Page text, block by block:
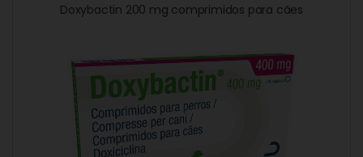
Doxybactin 200 mg comprimidos para cães